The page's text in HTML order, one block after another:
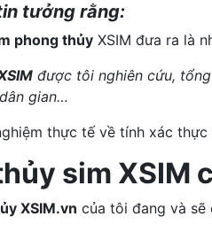
tưởng rằng:
phong thủy XSIM đưa ra là
được tôi nghiên cứu,
gian…
thực tế về tính xác
sim XSIM
XSIM.vn của tôi đang và sẽ